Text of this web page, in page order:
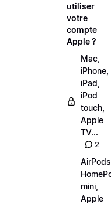
utiliser
votre
compte
Apple ?
Mac,
iPhone,
iPad,
iPod
touch,
Apple
TV...
2
mini,
Apple